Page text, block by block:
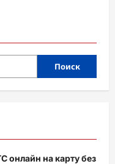
Поиск
онлайн на карту без